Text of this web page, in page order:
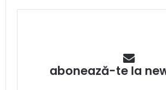
abonează-te la